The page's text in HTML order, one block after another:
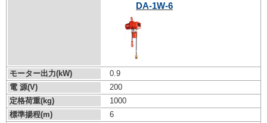
DA-1W-6
モーター出力(kW)
0.9
電 源(V)
200
定格荷重(kg)
1000
標準揚程(m)
6